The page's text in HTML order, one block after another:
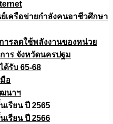
เครือข่ายกำลังคนอาชีวศึกษา
ารลดใช้พลังงานของหน่วย
าร จังหวัดนครปฐม
ด้รับ 65-68
อ
ฒนาฯ
เรียน ปี 2565
เรียน ปี 2566